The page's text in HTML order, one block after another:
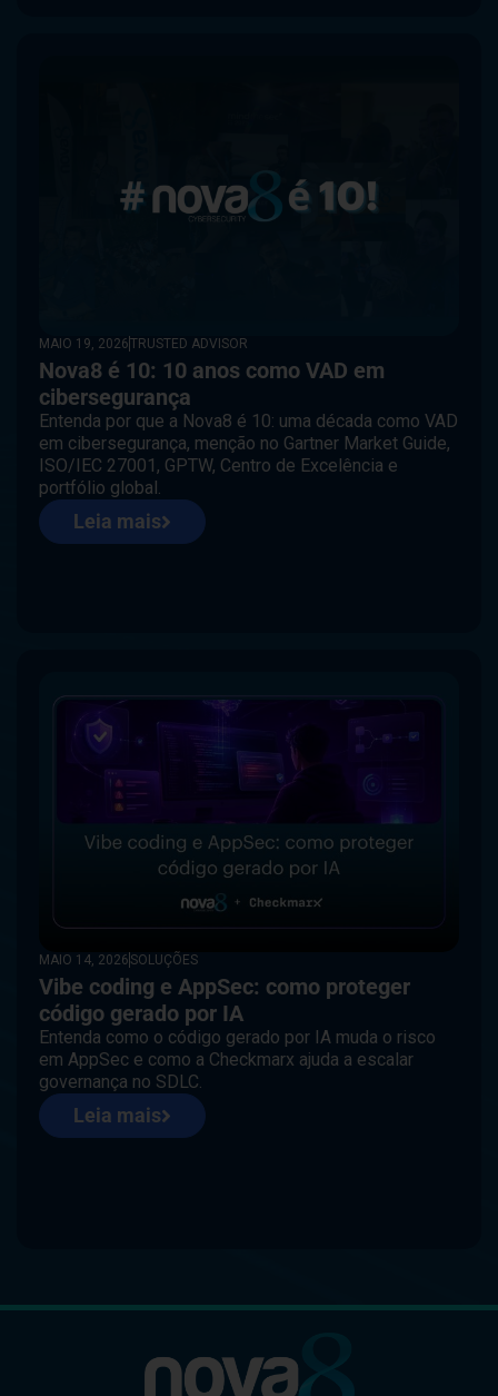
MAIO 19, 2026TRUSTED ADVISOR
Nova8 é 10: 10 anos como VAD em
cibersegurança
Entenda por que a Nova8 é 10: uma década como VAD
em cibersegurança, menção no Gartner Market Guide,
ISO/IEC 27001, GPTW, Centro de Excelência e
portfólio global.
Leia mais
MAIO 14, 2026 SOLUÇÕES
Vibe coding e AppSec: como proteger
código gerado por IA
Entenda como o código gerado por IA muda o risco
em AppSec e como a Checkmarx ajuda a escalar
governança no SDLC.
Leia mais